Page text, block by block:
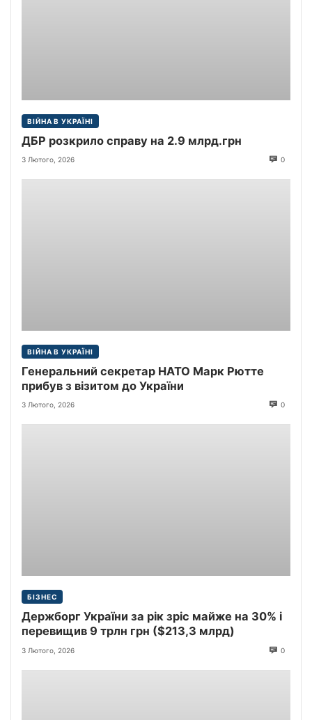
ВІЙНА В УКРАЇНІ
ДБР розкрило справу на 2.9 млрд.грн
3 Лютого, 2026 0
ВІЙНА В УКРАЇНІ
Генеральний секретар НАТО Марк Рютте
прибув з візитом до України
3 Лютого, 2026 0
БІЗНЕС
Держборг України за рік зріс майже на 30% і
перевищив 9 трлн грн ($213,3 млрд)
3 Лютого, 2026 0